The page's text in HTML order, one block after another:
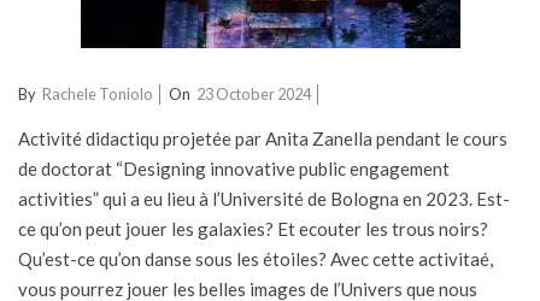
2024-
23
By Rachele Toniolo On 23 October 2024
Activité didactiqu projetée par Anita Zanella pendant le cours
de doctorat “Designing innovative public engagement
activities” qui a eu lieu à l’Université de Bologna en 2023. Est-
ce qu’on peut jouer les galaxies? Et ecouter les trous noirs?
Qu’est-ce qu’on danse sous les étoiles? Avec cette activitaé,
vous pourrez jouer les belles images de l’Univers que nous